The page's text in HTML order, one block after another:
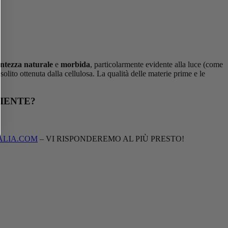
naturale e morbida, particolarmente evidente alla luce (come
ottenuta dalla cellulosa. La qualità delle materie prime e le
– VI RISPONDEREMO AL PIÙ PRESTO!